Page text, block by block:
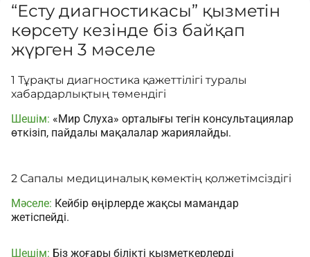
“Есту диагностикасы” қызметін
көрсету кезінде біз байқап
жүрген 3 мәселе
1 Тұрақты диагностика қажеттілігі туралы
хабардарлықтың төмендігі
Шешім: «Мир Слуха» орталығы тегін консультациялар
өткізіп, пайдалы мақалалар жариялайды.
2 Сапалы медициналық көмектің қолжетімсіздігі
Мәселе: Кейбір өңірлерде жақсы мамандар
жетіспейді.
Шешім: Біз жоғары білікті қызметкерлерді